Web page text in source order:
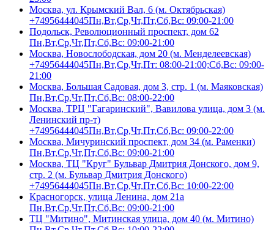
Москва, ул. Крымский Вал, 6 (м. Октябрьская)
+74956444045Пн,Вт,Ср,Чт,Пт,Сб,Вс: 09:00-21:00
Подольск, Революционный проспект, дом 62
Пн,Вт,Ср,Чт,Пт,Сб,Вс: 09:00-21:00
Москва, Новослободская, дом 20 (м. Менделеевская)
+74956444045Пн,Вт,Ср,Чт,Пт: 08:00-21:00;Сб,Вс: 09:00-
21:00
Москва, Большая Садовая, дом 3, стр. 1 (м. Маяковская)
Пн,Вт,Ср,Чт,Пт,Сб,Вс: 08:00-22:00
Москва, ТРЦ "Гагаринский", Вавилова улица, дом 3 (м.
Ленинский пр-т)
+74956444045Пн,Вт,Ср,Чт,Пт,Сб,Вс: 09:00-22:00
Москва, Мичуринский проспект, дом 34 (м. Раменки)
Пн,Вт,Ср,Чт,Пт,Сб,Вс: 09:00-21:00
Москва, ТЦ "Круг" Бульвар Дмитрия Донского, дом 9,
стр. 2 (м. Бульвар Дмитрия Донского)
+74956444045Пн,Вт,Ср,Чт,Пт,Сб,Вс: 10:00-22:00
Красногорск, улица Ленина, дом 21а
Пн,Вт,Ср,Чт,Пт,Сб,Вс: 09:00-21:00
ТЦ "Митино", Митинская улица, дом 40 (м. Митино)